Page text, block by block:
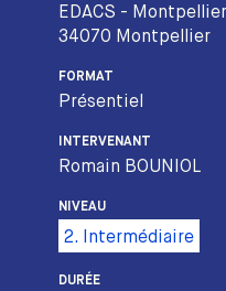
EDACS -
34070 Montpellier
FORMAT
Présentiel
INTERVENANT
Romain BOUNIOL
NIVEAU
2. Intermédiaire
DURÉE